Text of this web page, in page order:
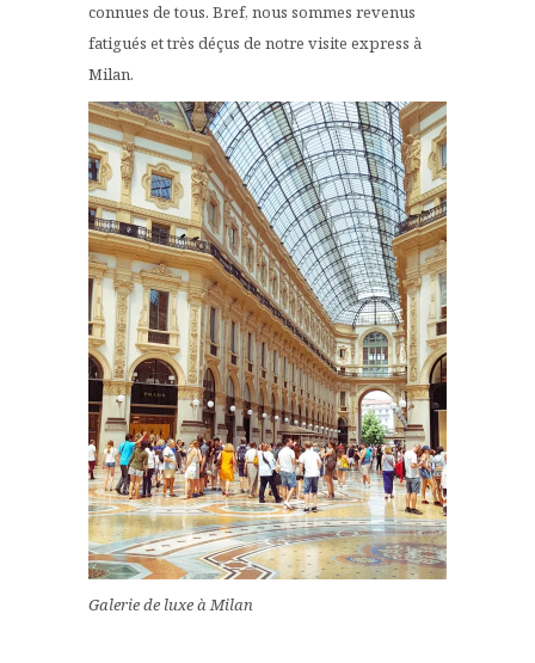
connues de tous. Bref, nous sommes revenus
fatigués et très déçus de notre visite express à
Milan.
Galerie de luxe à Milan